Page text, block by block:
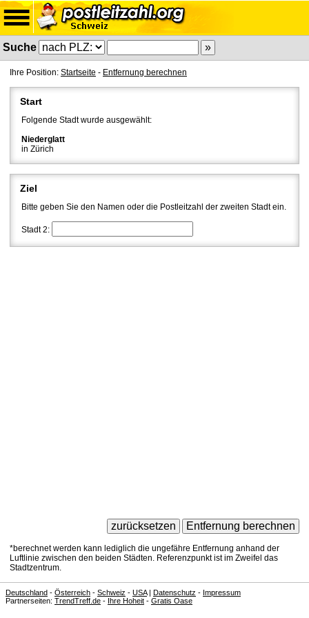
Suche
Ihre Position: Startseite - Entfernung berechnen
Start
Folgende Stadt wurde ausgewählt:
Niederglatt
in Zürich
Ziel
Bitte geben Sie den Namen oder die Postleitzahl der zweiten Stadt ein.
Stadt 2:
*berechnet werden kann lediglich die ungefähre Entfernung anhand der
Luftlinie zwischen den beiden Städten. Referenzpunkt ist im Zweifel das
Stadtzentrum.
Deutschland - Österreich - Schweiz - USA| Datenschutz - Impressum
Partnerseiten: TrendTreff.de - Ihre Hoheit - Gratis Oase